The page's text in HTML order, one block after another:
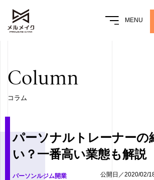
MENU
Column
コラム
パーソナルトレーナーの
い？一番高い業態も解説
パーソンルジム開業 公開日／2020/02/